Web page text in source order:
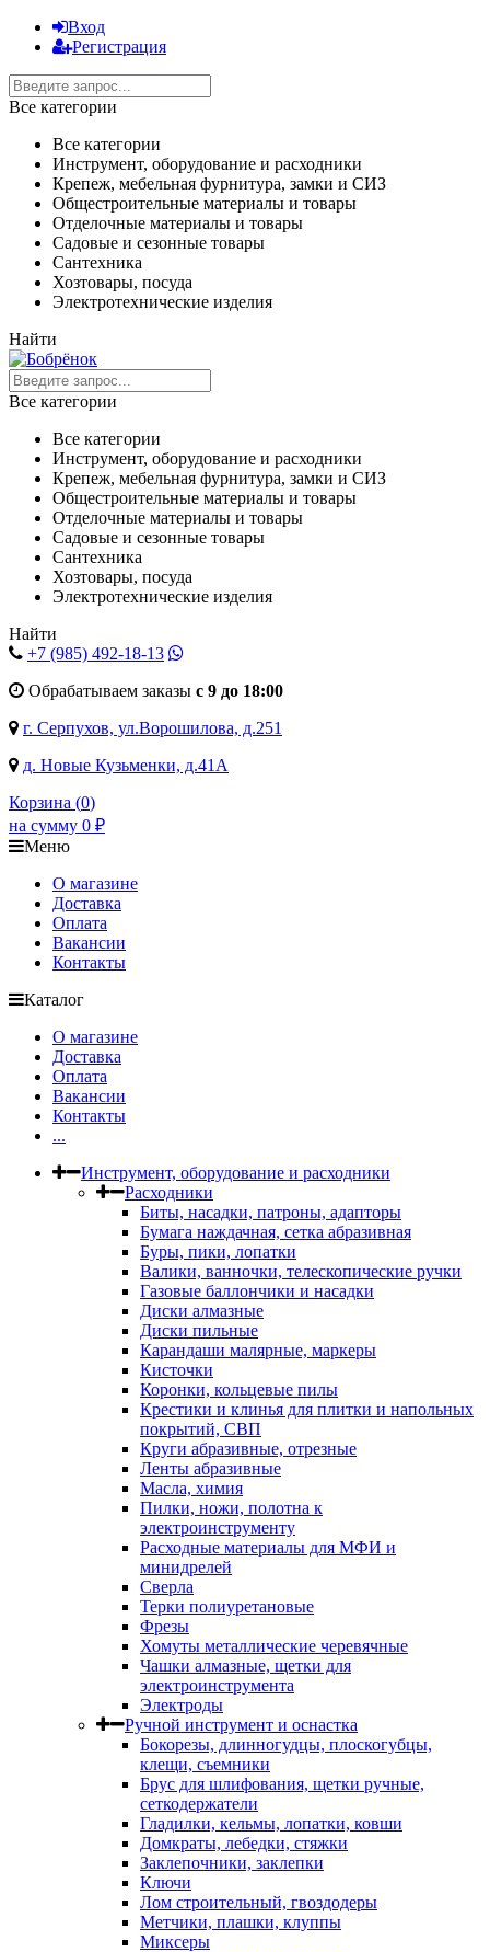
Вход
Регистрация
Все категории
Все категории
Инструмент, оборудование и расходники
Крепеж, мебельная фурнитура, замки и СИЗ
Общестроительные материалы и товары
Отделочные материалы и товары
Садовые и сезонные товары
Сантехника
Хозтовары, посуда
Электротехнические изделия
Найти
Все категории
Все категории
Инструмент, оборудование и расходники
Крепеж, мебельная фурнитура, замки и СИЗ
Общестроительные материалы и товары
Отделочные материалы и товары
Садовые и сезонные товары
Сантехника
Хозтовары, посуда
Электротехнические изделия
Найти
+7 (985) 492-18-13
Обрабатываем заказы с 9 до 18:00
г. Серпухов, ул.Ворошилова, д.251
д. Новые Кузьменки, д.41А
Корзина (0)
на сумму 0 ₽
Меню
О магазине
Доставка
Оплата
Вакансии
Контакты
Каталог
О магазине
Доставка
Оплата
Вакансии
Контакты
...
Инструмент, оборудование и расходники
Расходники
Биты, насадки, патроны, адапторы
Бумага наждачная, сетка абразивная
Буры, пики, лопатки
Валики, ванночки, телескопические ручки
Газовые баллончики и насадки
Диски алмазные
Диски пильные
Карандаши малярные, маркеры
Кисточки
Коронки, кольцевые пилы
Крестики и клинья для плитки и напольных
покрытий, СВП
Круги абразивные, отрезные
Ленты абразивные
Масла, химия
Пилки, ножи, полотна к
электроинструменту
Расходные материалы для МФИ и
минидрелей
Сверла
Терки полиуретановые
Фрезы
Хомуты металлические черевячные
Чашки алмазные, щетки для
электроинструмента
Электроды
Ручной инструмент и оснастка
Бокорезы, длинногудцы, плоскогубцы,
клещи, съемники
Брус для шлифования, щетки ручные,
сеткодержатели
Гладилки, кельмы, лопатки, ковши
Домкраты, лебедки, стяжки
Заклепочники, заклепки
Ключи
Лом строительный, гвоздодеры
Метчики, плашки, клуппы
Миксеры